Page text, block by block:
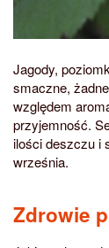
Jagody,
smaczne,
względem
przyjemność.
ilości deszczu i
września.
Zdrowie